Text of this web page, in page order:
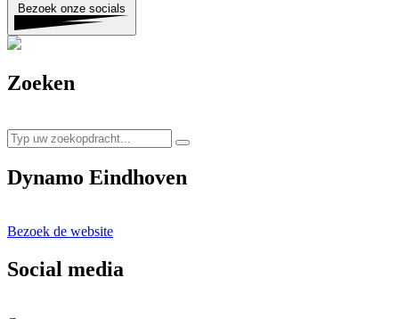
Bezoek onze socials
Zoeken
Dynamo Eindhoven
Bezoek de website
Social media